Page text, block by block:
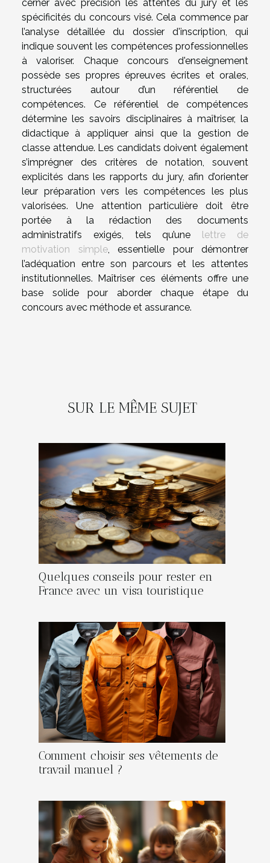
cerner avec précision les attentes du jury et les
spécificités du concours visé. Cela commence par
l’analyse détaillée du dossier d'inscription, qui
indique souvent les compétences professionnelles
à valoriser. Chaque concours d'enseignement
possède ses propres épreuves écrites et orales,
structurées autour d’un référentiel de
compétences. Ce référentiel de compétences
détermine les savoirs disciplinaires à maîtriser, la
didactique à appliquer ainsi que la gestion de
classe attendue. Les candidats doivent également
s’imprégner des critères de notation, souvent
explicités dans les rapports du jury, afin d’orienter
leur préparation vers les compétences les plus
valorisées. Une attention particulière doit être
portée à la rédaction des documents
administratifs exigés, tels qu’une lettre de
motivation simple, essentielle pour démontrer
l’adéquation entre son parcours et les attentes
institutionnelles. Maîtriser ces éléments offre une
base solide pour aborder chaque étape du
concours avec méthode et assurance.
SUR LE MÊME SUJET
Quelques conseils pour rester en
France avec un visa touristique
Comment choisir ses vêtements de
travail manuel ?